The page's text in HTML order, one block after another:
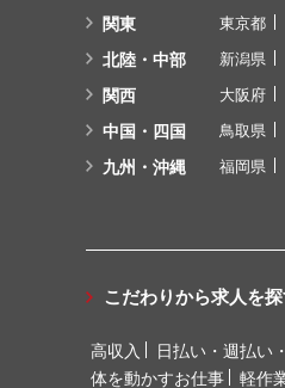
関東 東京都
北陸・中部 新潟県
関西 大阪府
中国・四国 鳥取県
九州・沖縄 福岡県
こだわりから求人を
高収入 日払い・週払い
体を動かすお仕事
軽作